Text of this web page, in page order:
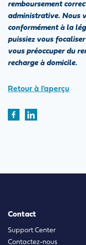
remboursement
administrative. Nous
conformément à la
puissiez vous
vous préoccuper du
recharge à domicile.
Retour à l'aperçu
Contact
Support Center
Contactez-nous